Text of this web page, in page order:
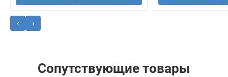
‹ ›
Сопутствующие товары